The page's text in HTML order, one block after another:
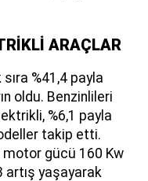
ARAÇLAR
%41,4 payla
oldu. Benzinlileri
%6,1 payla
takip etti.
gücü 160 Kw
artış yaşayarak